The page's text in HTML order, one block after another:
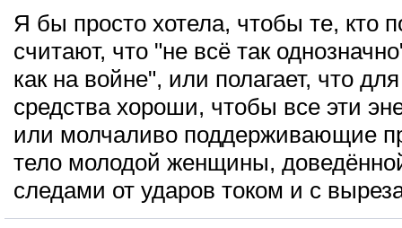
Я бы просто хотела, чтобы те, кто
считают, что "не всё так
как на войне", или полагает, что
средства хороши, чтобы все эти
или молчаливо поддерживающие
тело молодой женщины,
следами от ударов током и с